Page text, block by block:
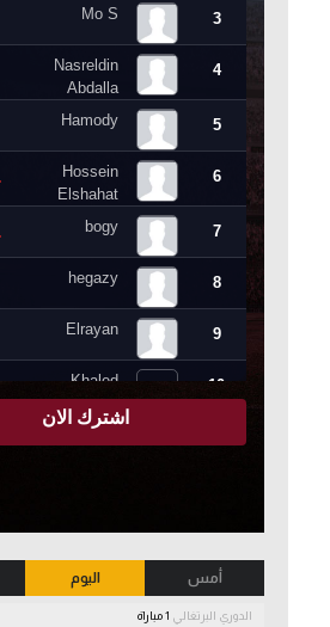
أمس اليوم
الدوري البرتغالي